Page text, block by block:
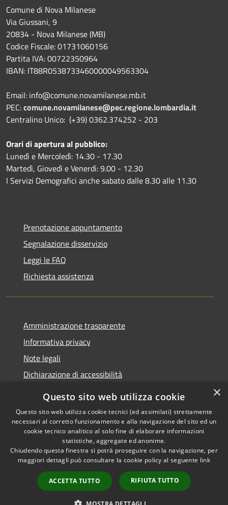
Comune di Nova Milanese
Via Giussani, 9
20834 - Nova Milanese (MB)
Codice Fiscale: 01731060156
Partita IVA: 00722350964
IBAN: IT88R0538733460000049563304
Email: info@comune.novamilanese.mb.it
PEC:comune.novamilanese@pec.regione.lombardia.it
Centralino Unico: (+39) 0362.374252 - 203
Orari di apertura al pubblico:
Lunedì e Mercoledì: 14.30 - 17.30
Martedì, Giovedì e Venerdì: 9.00 - 12.30
I Servizi Demografici anche sabato dalle 8.30 alle 11.30
Prenotazione appuntamento
Segnalazione disservizio
Leggi le FAQ
Richiesta assistenza
Amministrazione trasparente
Informativa privacy
Note legali
Dichiarazione di accessibilità
RSS
Privacy
Cookie
Mappa del sito
Extranet
Copyright © 2026 • Comune di
Nova Milanese • Powered by
Municipium•Accesso
redazione
×
Questo sito web utilizza cookie
Questo sito web utilizza cookie tecnici (ed assimilati) strettamente
necessari al corretto funzionamento e alla navigazione del sito ed un
cookie tecnico analitico al solo fine di elaborare informazioni
statistiche, aggregate ed anonime.
Chiudendo questa finestra si potrà proseguire con la navigazione, per
maggiori dettagli può consultare la cookie policy al seguente link
ACCETTA TUTTO RIFIUTA TUTTO